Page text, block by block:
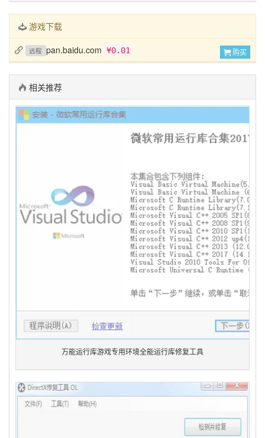
游戏下载
购买
远程 pan.baidu.com ¥0.01
相关推荐
万能运行库游戏专用环境全能运行库修复工具